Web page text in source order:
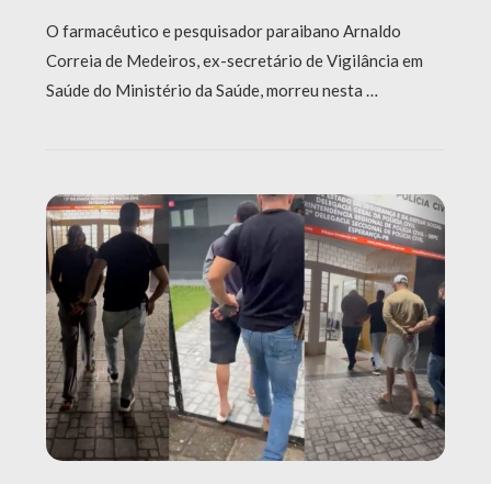
O farmacêutico e pesquisador paraibano Arnaldo
Correia de Medeiros, ex-secretário de Vigilância em
Saúde do Ministério da Saúde, morreu nesta …